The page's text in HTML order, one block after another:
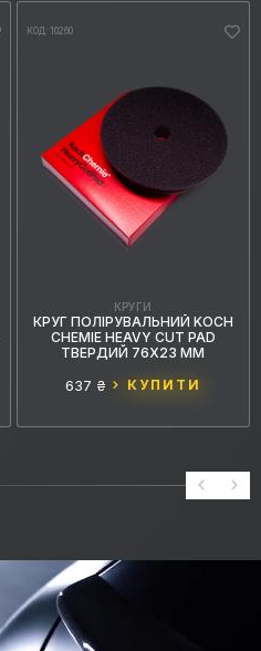
КОД: 10260
КРУГИ
КРУГ ПОЛІРУВАЛЬНИЙ KOCH
CHEMIE HEAVY CUT PAD
ТВЕРДИЙ 76X23 ММ
637 ₴ КУПИТИ